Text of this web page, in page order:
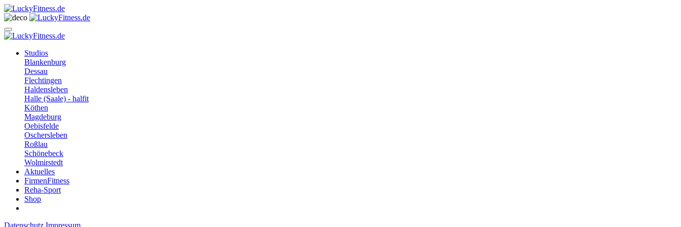
Studios
Blankenburg
Dessau
Flechtingen
Haldensleben
Halle (Saale) - halfit
Köthen
Magdeburg
Oebisfelde
Oschersleben
Roßlau
Schönebeck
Wolmirstedt
Aktuelles
FirmenFitness
Reha-Sport
Shop
Datenschutz Impressum